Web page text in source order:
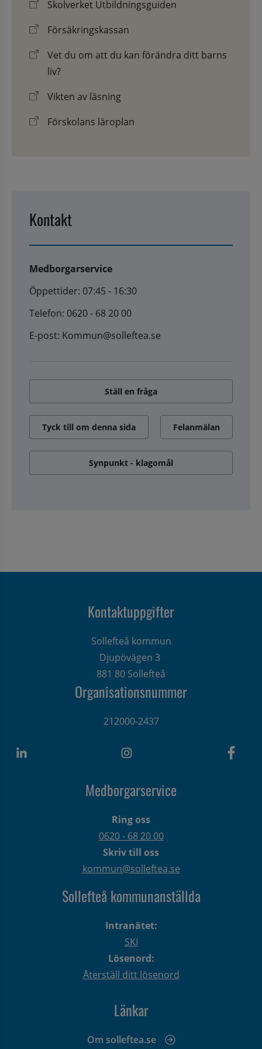
Skolverket Utbildningsguiden
Försäkringskassan
Vet du om att du kan förändra ditt barns
liv?
Vikten av läsning
Förskolans läroplan
Kontakt
Medborgarservice
Öppettider: 07:45 - 16:30
Telefon: 0620 - 68 20 00
E-post: Kommun@solleftea.se
Ställ en fråga
Tyck till om denna sida Felanmälan
Synpunkt - klagomål
Kontaktuppgifter
Sollefteå kommun
Djupövägen 3
881 80 Sollefteå
Organisationsnummer
212000-2437
Medborgarservice
Ring oss
0620 - 68 20 00
Skriv till oss
kommun@solleftea.se
Sollefteå kommunanställda
Intranätet:
SKI
Lösenord:
Återställ ditt lösenord
Länkar
Om solleftea.se